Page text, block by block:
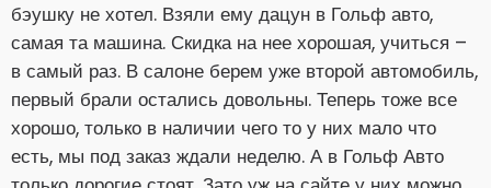
бэушку не хотел. Взяли ему дацун в Гольф авто,
самая та машина. Скидка на нее хорошая, учиться –
в самый раз. В салоне берем уже второй автомобиль,
первый брали остались довольны. Теперь тоже все
хорошо, только в наличии чего то у них мало что
есть, мы под заказ ждали неделю. А в Гольф Авто